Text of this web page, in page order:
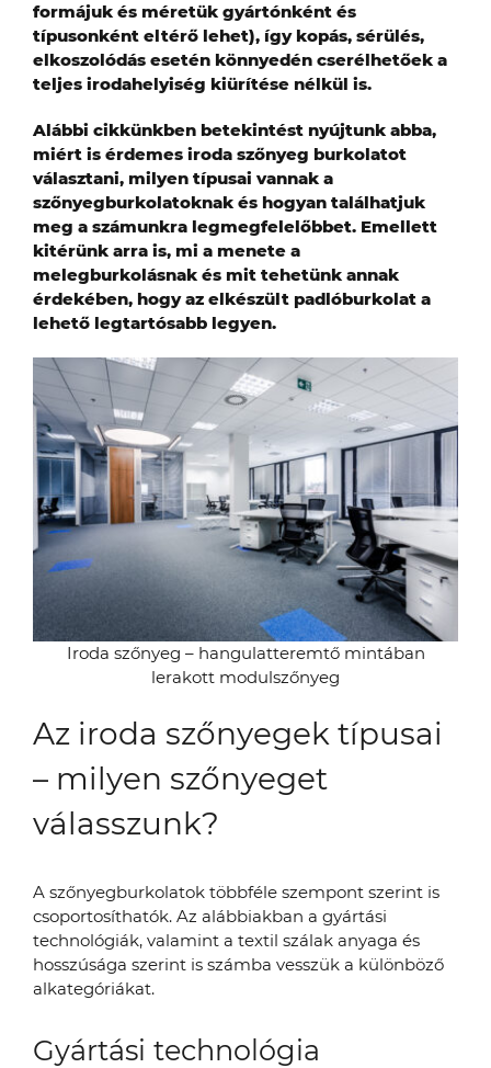
formájuk és méretük gyártónként és
típusonként eltérő lehet), így kopás, sérülés,
elkoszolódás esetén könnyedén cserélhetőek a
teljes irodahelyiség kiürítése nélkül is.
Alábbi cikkünkben betekintést nyújtunk abba,
miért is érdemes iroda szőnyeg burkolatot
választani, milyen típusai vannak a
szőnyegburkolatoknak és hogyan találhatjuk
meg a számunkra legmegfelelőbbet. Emellett
kitérünk arra is, mi a menete a
melegburkolásnak és mit tehetünk annak
érdekében, hogy az elkészült padlóburkolat a
lehető legtartósabb legyen.
Iroda szőnyeg – hangulatteremtő mintában
lerakott modulszőnyeg
Az iroda szőnyegek típusai
– milyen szőnyeget
válasszunk?
A szőnyegburkolatok többféle szempont szerint is
csoportosíthatók. Az alábbiakban a gyártási
technológiák, valamint a textil szálak anyaga és
hosszúsága szerint is számba vesszük a különböző
alkategóriákat.
Gyártási technológia